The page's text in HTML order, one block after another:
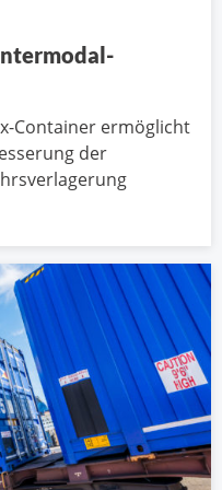
Container ermöglicht
der